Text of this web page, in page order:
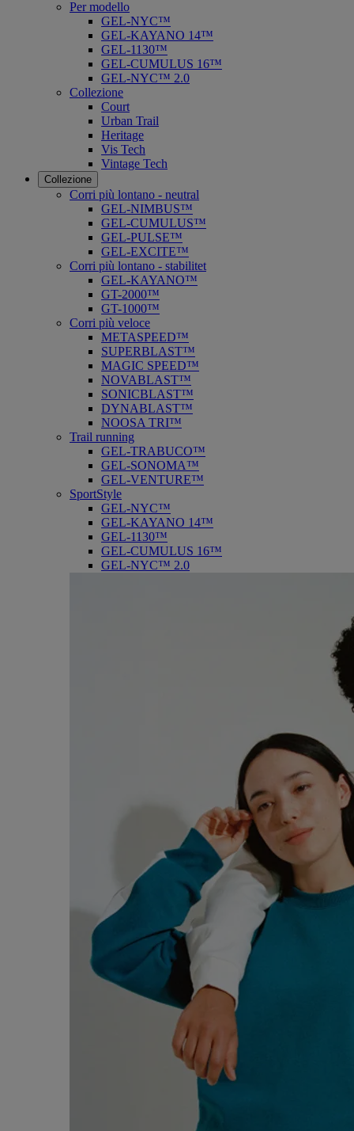
Per modello
GEL-NYC™
GEL-KAYANO 14™
GEL-1130™
GEL-CUMULUS 16™
GEL-NYC™ 2.0
Collezione
Court
Urban Trail
Heritage
Vis Tech
Vintage Tech
Collezione
Corri più lontano - neutral
GEL-NIMBUS™
GEL-CUMULUS™
GEL-PULSE™
GEL-EXCITE™
Corri più lontano - stabilitet
GEL-KAYANO™
GT-2000™
GT-1000™
Corri più veloce
METASPEED™
SUPERBLAST™
MAGIC SPEED™
NOVABLAST™
SONICBLAST™
DYNABLAST™
NOOSA TRI™
Trail running
GEL-TRABUCO™
GEL-SONOMA™
GEL-VENTURE™
SportStyle
GEL-NYC™
GEL-KAYANO 14™
GEL-1130™
GEL-CUMULUS 16™
GEL-NYC™ 2.0